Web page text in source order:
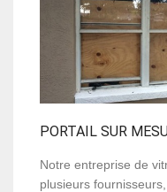
PORTAIL SUR
Notre entreprise de
plusieurs